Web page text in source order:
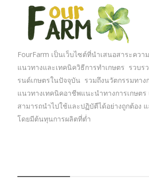
FourFarm เป็นเว็บไซต์ที่นำเสนอสาระควา
แนวทางและเทคนิควิธีการทำเกษตร รวบร
รนด์เกษตรในปัจจุบัน รวมถึงนวัตกรรมทาง
แนวทางเทคนิคอาชีพแนะนำทางการเกษตร
สามารถนำไปใช้และปฏิบัตืได้อย่างถูกต้อง
โดยมีต้นทุนการผลิตที่ต่ำ